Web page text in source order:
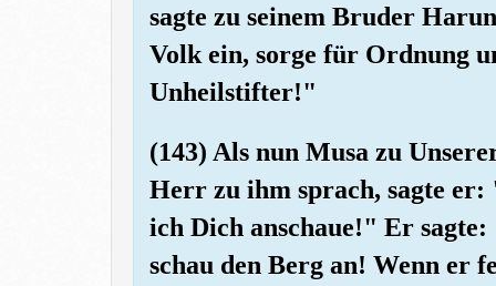
sagte zu seinem Bruder
Volk ein, sorge für Ordnung
Unheilstifter!"
(143) Als nun Musa zu
Herr zu ihm sprach, sagte
ich Dich anschaue!" Er
schau den Berg an! Wenn er